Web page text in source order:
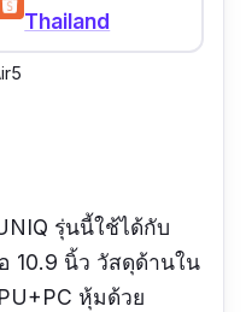
ขอบเป็นยาง
าไมโครไฟเบอร์
ลยค่ะ เคสมีคุณภาพ
Thailand
รุ่นนี้ใช้ได้กับ
10.9 นิ้ว วัสดุด้านใน
หุ้มด้วย